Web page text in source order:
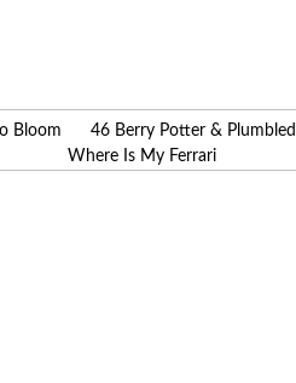
46 Berry Potter &
Where Is My Ferrari